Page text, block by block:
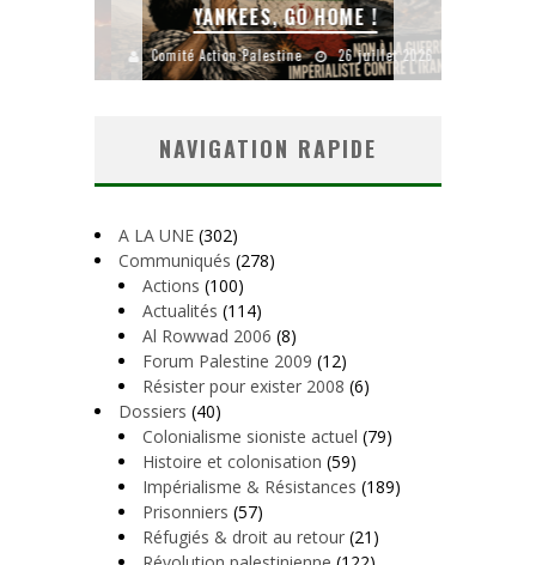
YANKEES, GO HOME !
Comité Action Palestine 26 juillet 2026
NAVIGATION RAPIDE
A LA UNE (302)
Communiqués (278)
Actions (100)
Actualités (114)
Al Rowwad 2006 (8)
Forum Palestine 2009 (12)
Résister pour exister 2008 (6)
Dossiers (40)
Colonialisme sioniste actuel (79)
Histoire et colonisation (59)
Impérialisme & Résistances (189)
Prisonniers (57)
Réfugiés & droit au retour (21)